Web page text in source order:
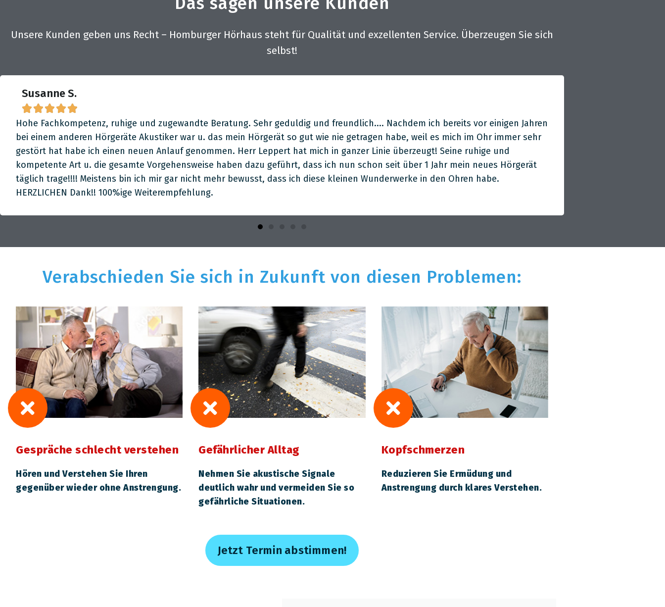
Unsere Kunden geben uns Recht – Homburger Hörhaus steht für Qualität und exzellenten Service. Überzeugen Sie sich
selbst!
Susanne S.

Hohe Fachkompetenz, ruhige und zugewandte Beratung. Sehr geduldig und freundlich.... Nachdem ich bereits vor einigen Jahren
bei einem anderen Hörgeräte Akustiker war u. das mein Hörgerät so gut wie nie getragen habe, weil es mich im Ohr immer sehr
gestört hat habe ich einen neuen Anlauf genommen. Herr Leppert hat mich in ganzer Linie überzeugt! Seine ruhige und
kompetente Art u. die gesamte Vorgehensweise haben dazu geführt, dass ich nun schon seit über 1 Jahr mein neues Hörgerät
täglich trage!!!! Meistens bin ich mir gar nicht mehr bewusst, dass ich diese kleinen Wunderwerke in den Ohren habe.
HERZLICHEN Dank!! 100%ige Weiterempfehlung.
Verabschieden Sie sich in Zukunft von diesen Problemen:
Gespräche schlecht verstehen
Hören und Verstehen Sie Ihren
gegenüber wieder ohne Anstrengung.
Gefährlicher Alltag
Nehmen Sie akustische Signale
deutlich wahr und vermeiden Sie so
gefährliche Situationen.
Kopfschmerzen
Reduzieren Sie Ermüdung und
Anstrengung durch klares Verstehen.
Jetzt Termin abstimmen!